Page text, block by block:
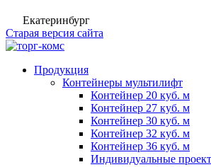
Екатеринбург
Старая версия сайта
Продукция
Контейнеры мультилифт
Контейнер 20 куб. м
Контейнер 27 куб. м
Контейнер 30 куб. м
Контейнер 32 куб. м
Контейнер 36 куб. м
Индивидуальные